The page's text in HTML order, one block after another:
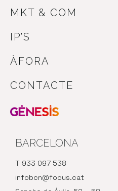
MKT & COM
IP’S
ÀFORA
CONTACTE
BARCELONA
T 933 097 538
infobcn@focus.cat